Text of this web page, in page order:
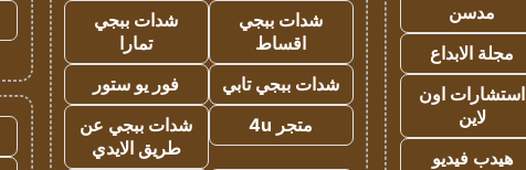
مدسن
مجلة الابداع
استشارات اون
لاين
هيدب فيديو
شدات ببجي
اقساط
شدات ببجي
تمارا
شدات ببجي تابي
فور يو ستور
متجر 4u
شدات ببجي عن
طريق الايدي